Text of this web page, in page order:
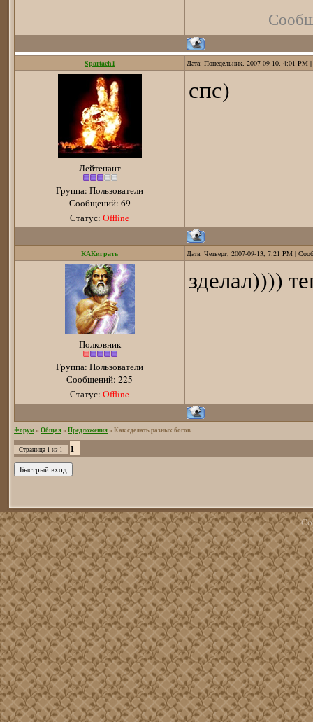
Spartach1 Дата: Понедельник, 2007-09-10, 4:01
Лейтенант
Группа: Пользователи
Сообщений: 69
Статус:Offline
спс)
КАКиграть Дата: Четверг, 2007-09-13, 7:21 PM |
Полковник
Группа: Пользователи
Сообщений:225
Статус:Offline
зделал))))
Форум» Общая» Предложения» Как сделать разных богов
Страница 1 из 1 1